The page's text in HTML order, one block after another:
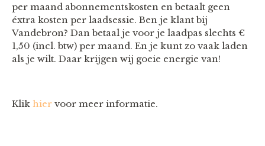
per maand abonnementskosten en betaalt geen
éxtra kosten per laadsessie. Ben je klant bij
Vandebron? Dan betaal je voor je laadpas slechts €
1,50 (incl. btw) per maand. En je kunt zo vaak laden
als je wilt. Daar krijgen wij goeie energie van!
Klik hier voor meer informatie.